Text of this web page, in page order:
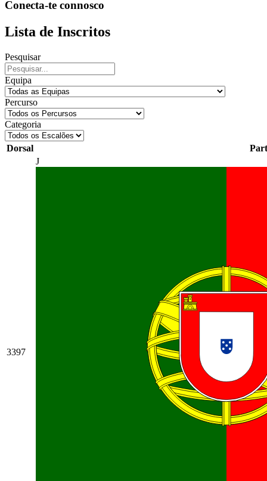
Conecta-te connosco
Lista de Inscritos
Pesquisar
Equipa
Percurso
Categoria
Dorsal
3397
J